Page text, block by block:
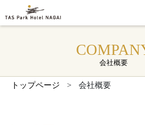
会社概要
トップページ > 会社概要